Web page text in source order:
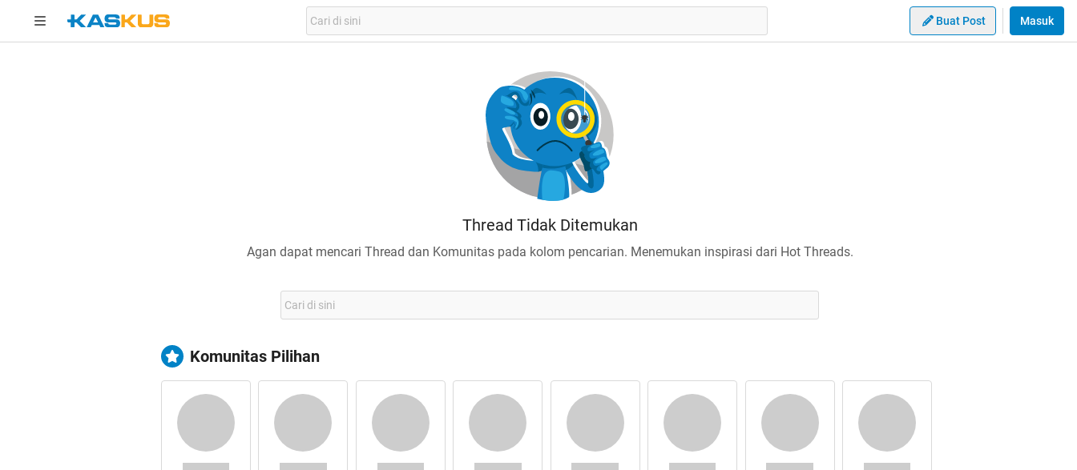
Buat Post Masuk
Thread Tidak Ditemukan
Agan dapat mencari Thread dan Komunitas pada kolom pencarian. Menemukan inspirasi dari Hot Threads.
Komunitas Pilihan